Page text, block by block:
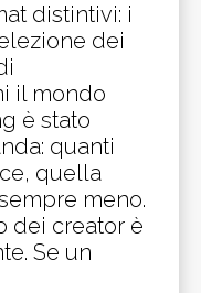
distintivi: i
dei
il mondo
è stato
quanti
quella
meno.
dei creator è
Se un